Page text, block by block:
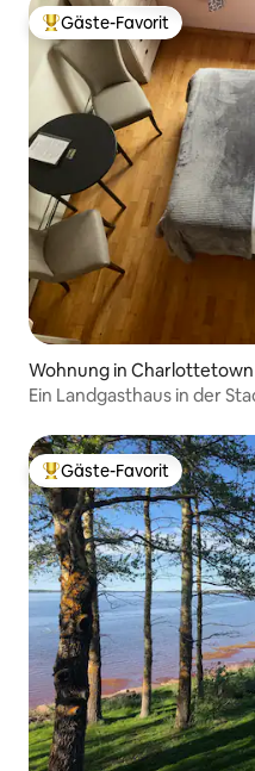
Beliebter Gäste-Favorit.
Gäste-Favorit
Wohnung in Charlottetown
Ein Landgasthaus in der
Beliebter Gäste-Favorit.
Gäste-Favorit